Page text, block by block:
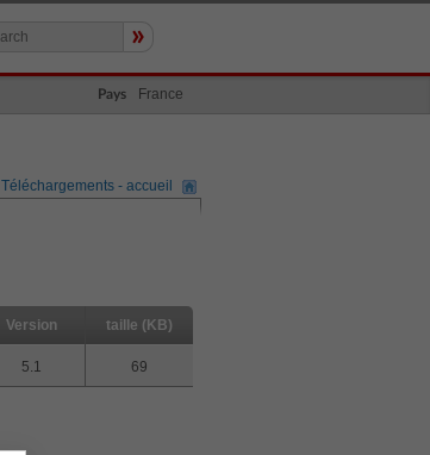
»
Pays France
Téléchargements - accueil
Version taille (KB)
5.1 69